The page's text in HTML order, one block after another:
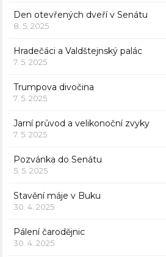
Den otevřených dveří v Senátu
8. 5. 2025
Hradečáci a Valdštejnský palác
7. 5. 2025
Trumpova divočina
7. 5. 2025
Jarní průvod a velikonoční zvyky
7. 5. 2025
Pozvánka do Senátu
5. 5. 2025
Stavění máje v Buku
30. 4. 2025
Pálení čarodějnic
30. 4. 2025